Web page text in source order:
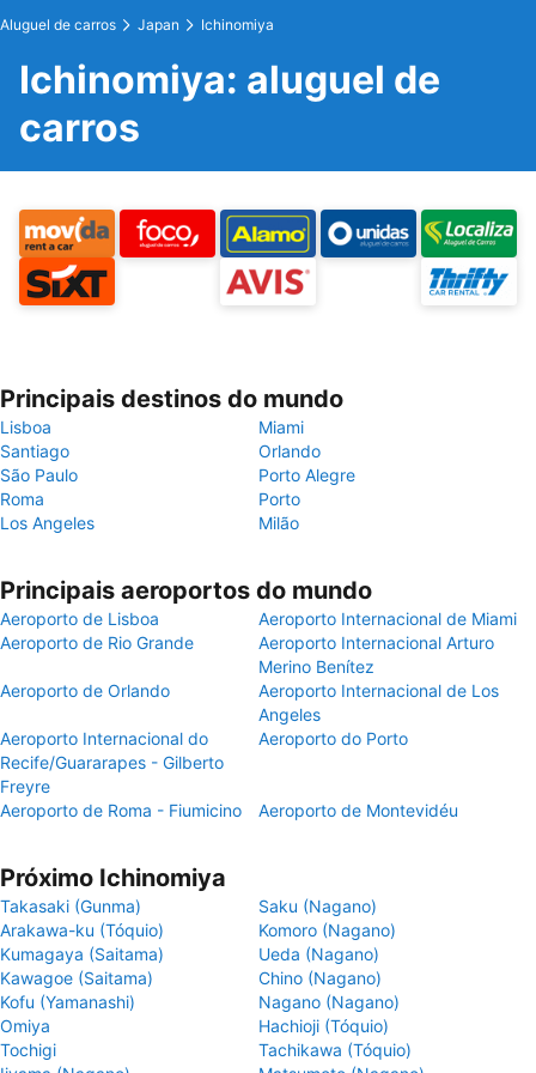
Aluguel de carros Japan Ichinomiya
Ichinomiya: aluguel de
carros
Principais destinos do mundo
Lisboa
Miami
Santiago
Orlando
São Paulo
Porto Alegre
Roma
Porto
Los Angeles
Milão
Principais aeroportos do mundo
Aeroporto de Lisboa
Aeroporto Internacional de Miami
Aeroporto de Rio Grande
Aeroporto Internacional Arturo
Merino Benítez
Aeroporto de Orlando
Aeroporto Internacional de Los
Angeles
Aeroporto Internacional do
Recife/Guararapes - Gilberto
Freyre
Aeroporto do Porto
Aeroporto de Roma - Fiumicino Aeroporto de Montevidéu
Próximo Ichinomiya
Takasaki (Gunma)
Saku (Nagano)
Arakawa-ku (Tóquio)
Komoro (Nagano)
Kumagaya (Saitama)
Ueda (Nagano)
Kawagoe (Saitama)
Chino (Nagano)
Kofu (Yamanashi)
Nagano (Nagano)
Omiya
Hachioji (Tóquio)
Tochigi
Tachikawa (Tóquio)